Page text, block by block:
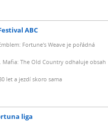
ABC
Fortune's Weave je pořádná
Mafia: The Old Country odhaluje obsah
let a jezdí skoro sama
liga